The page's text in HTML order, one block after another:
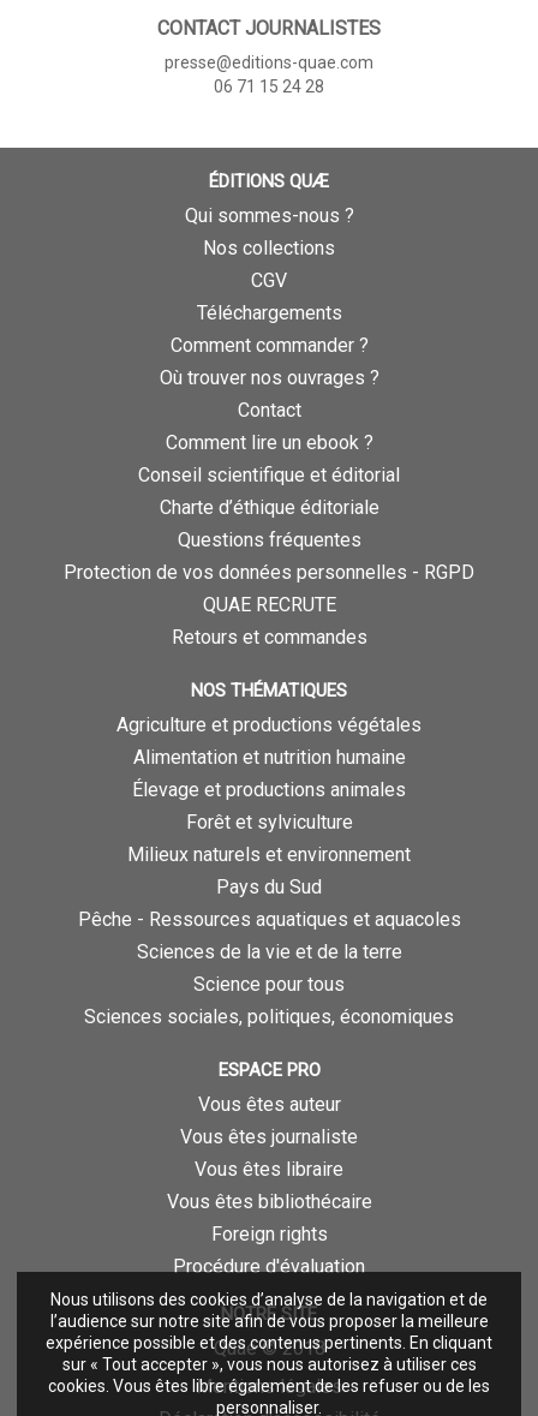
Nous utilisons des cookies d’analyse de la navigation et de
l’audience sur notre site afin de vous proposer la meilleure
expérience possible et des contenus pertinents. En cliquant
sur « Tout accepter », vous nous autorisez à utiliser ces
cookies. Vous êtes libre également de les refuser ou de les
personnaliser.
CONTACT JOURNALISTES
presse@editions-quae.com
06 71 15 24 28
ÉDITIONS QUÆ
Qui sommes-nous ?
Nos collections
CGV
Téléchargements
Comment commander ?
Où trouver nos ouvrages ?
Contact
Comment lire un ebook ?
Conseil scientifique et éditorial
Charte d’éthique éditoriale
Questions fréquentes
Protection de vos données personnelles - RGPD
QUAE RECRUTE
Retours et commandes
NOS THÉMATIQUES
Agriculture et productions végétales
Alimentation et nutrition humaine
Élevage et productions animales
Forêt et sylviculture
Milieux naturels et environnement
Pays du Sud
Pêche - Ressources aquatiques et aquacoles
Sciences de la vie et de la terre
Science pour tous
Sciences sociales, politiques, économiques
ESPACE PRO
Vous êtes auteur
Vous êtes journaliste
Vous êtes libraire
Vous êtes bibliothécaire
Foreign rights
Procédure d'évaluation
NOTRE SITE
Quae © 2018
Mentions légales